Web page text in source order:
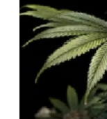
Grower, die
Fans intensiver
Liebhaber
Haschisch.
Sammler
Indoor-